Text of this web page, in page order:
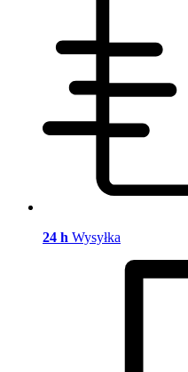
24 h Wysyłka